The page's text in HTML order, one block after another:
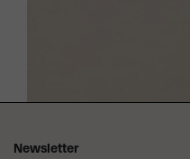
Newsletter